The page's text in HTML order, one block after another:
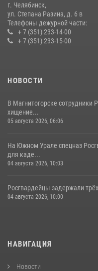
08 июля 2026, 12:05
г. Челябинск,
ул. Степана Разина, д. 6 в
Телефоны дежурной части:
+ 7 (351) 233-14-00
+ 7 (351) 233-15-00
НОВОСТИ
В Магнитогорске сотрудники
хищение...
05 августа 2026, 06:06
На Южном Урале спецназ
для каде...
04 августа 2026, 10:03
Росгвардейцы задержали
04 августа 2026, 10:00
НАВИГАЦИЯ
Новости